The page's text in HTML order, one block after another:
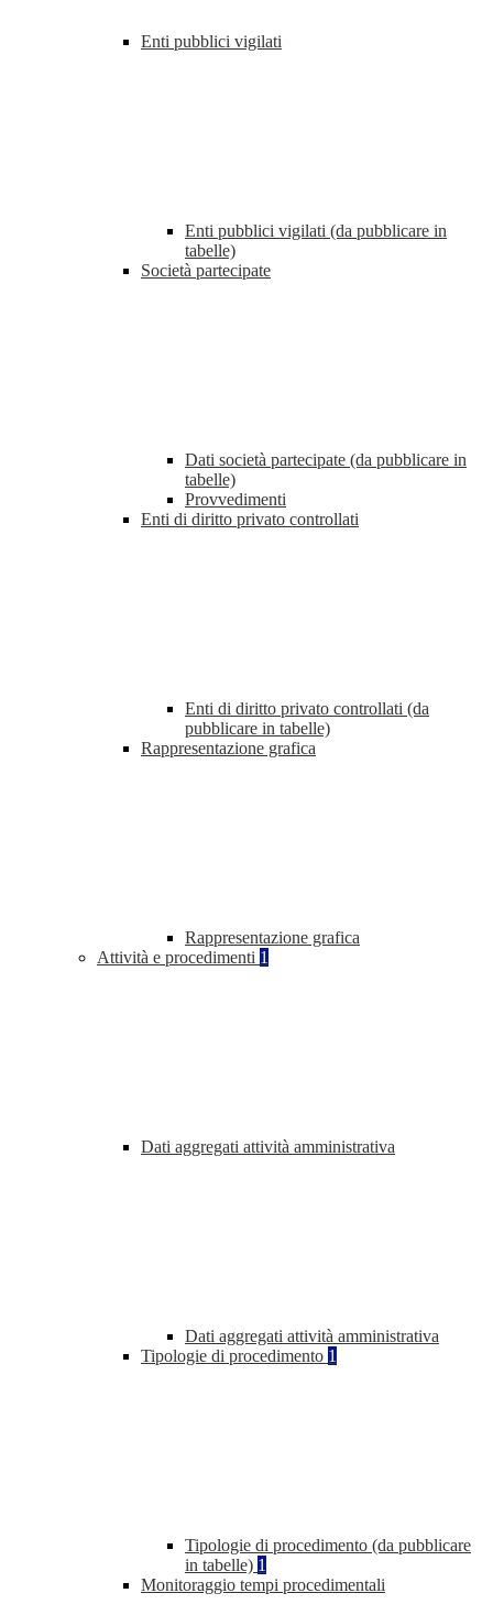
Enti pubblici vigilati
Enti pubblici vigilati (da pubblicare in
tabelle)
Società partecipate
Dati società partecipate (da pubblicare in
tabelle)
Provvedimenti
Enti di diritto privato controllati
Enti di diritto privato controllati (da
pubblicare in tabelle)
Rappresentazione grafica
Rappresentazione grafica
Attività e procedimenti 1
Dati aggregati attività amministrativa
Dati aggregati attività amministrativa
Tipologie di procedimento 1
Tipologie di procedimento (da pubblicare
in tabelle) 1
Monitoraggio tempi procedimentali